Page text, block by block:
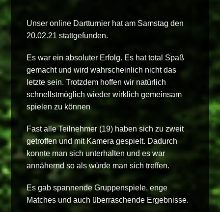
Unser online Dartturnier hat am Samstag den
20.02.21 stattgefunden.
Es war ein absoluter Erfolg. Es hat total Spaß
gemacht und wird wahrscheinlich nicht das
letzte sein. Trotzdem hoffen wir natürlich
schnellstmöglich wieder wirklich gemeinsam
spielen zu können
Fast alle Teilnehmer (19) haben sich zu zweit
getroffen und mit Kamera gespielt. Dadurch
konnte man sich unterhalten und es war
annähernd so als würde man sich treffen.
Es gab spannende Gruppenspiele, enge
Matches und auch überraschende Ergebnisse.